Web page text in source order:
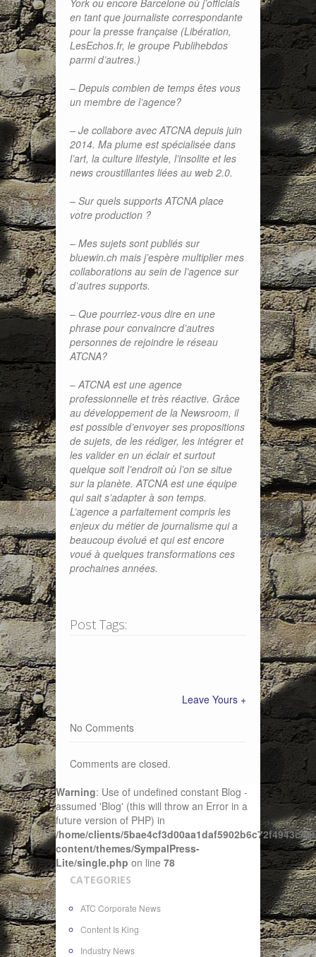
en tant que journaliste correspondante
pour la presse française (Libération,
LesEchos.fr, le groupe Publihebdos
parmi d’autres.)
– Depuis combien de temps êtes vous
un membre de l’agence?
– Je collabore avec ATCNA depuis juin
2014. Ma plume est spécialisée dans
l’art, la culture lifestyle, l’insolite et les
news croustillantes liées au web 2.0.
– Sur quels supports ATCNA place
votre production ?
– Mes sujets sont publiés sur
bluewin.ch mais j’espère multiplier mes
collaborations au sein de l’agence sur
d’autres supports.
– Que pourriez-vous dire en une
phrase pour convaincre d’autres
personnes de rejoindre le réseau
ATCNA?
– ATCNA est une agence
professionnelle et très réactive. Grâce
au développement de la Newsroom, il
est possible d’envoyer ses propositions
de sujets, de les rédiger, les intégrer et
les valider en un éclair et surtout
quelque soit l’endroit où l’on se situe
sur la planète. ATCNA est une équipe
qui sait s’adapter à son temps.
L’agence a parfaitement compris les
enjeux du métier de journalisme qui a
beaucoup évolué et qui est encore
voué à quelques transformations ces
prochaines années.
Post Tags:
Leave Yours +
No Comments
Comments are closed.
Warning: Use of undefined constant Blog -
assumed 'Blog' (this will throw an Error in a
future version of PHP) in
/home/clients/5bae4cf3d00aa1daf5902b6c72f4943c/
content/themes/SympalPress-
Lite/single.php on line 78
CATEGORIES
ATC Corporate News
Content Is King
Industry News